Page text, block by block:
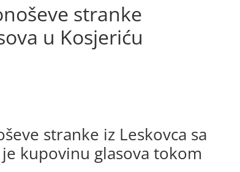
stranke
u Kosjeriću
stranke iz Leskovca sa
kupovinu glasova tokom